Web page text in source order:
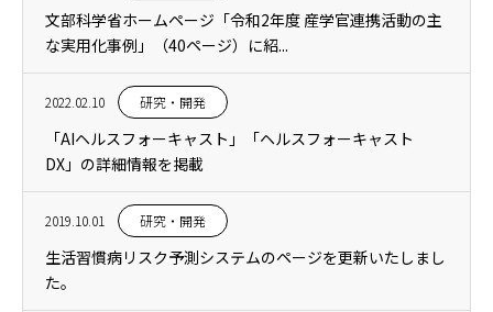
文部科学省ホームページ「令和2年度 産学官連携活動の主
な実用化事例」（40ページ）に紹...
2022.02.10 研究・開発
「AIヘルスフォーキャスト」「ヘルスフォーキャスト
DX」の詳細情報を掲載
2019.10.01 研究・開発
生活習慣病リスク予測システムのページを更新いたしまし
た。